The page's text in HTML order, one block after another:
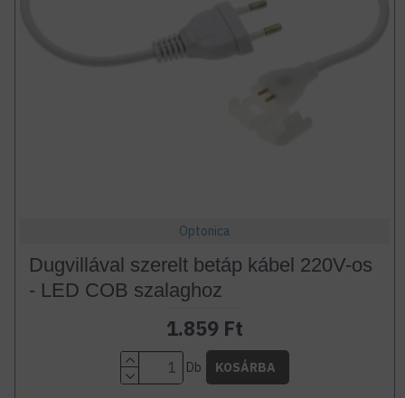
Optonica
Dugvillával szerelt betáp kábel 220V-os
- LED COB szalaghoz
1.859 Ft
Db KOSÁRBA